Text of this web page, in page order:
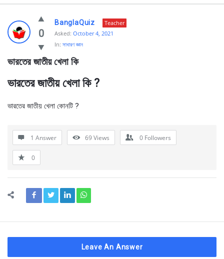
Ask
Questions
BanglaQuiz
Latest
0
BanglaQuiz
Teacher
Asked: October 4, 2021
In: সাধারণ জ্ঞান
ভারতের জাতীয় খেলা কি
ভারতের জাতীয় খেলা কি ?
ভারতের জাতীয় খেলা কোনটি ?
1 Answer 69Views 0 Followers
0
Leave An Answer